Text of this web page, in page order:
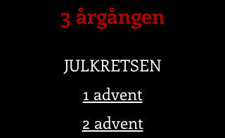
3 årgången
JULKRETSEN
1 advent
2 advent